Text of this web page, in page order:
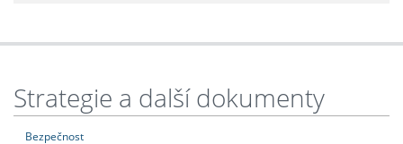
Strategie a další dokumenty
Bezpečnost